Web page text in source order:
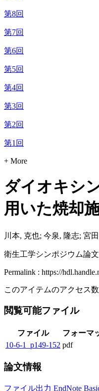
第8回
第7回
第6回
第5回
第4回
第3回
第2回
第1回
+ More
ダイオキシ
用いた焼却
川本, 克也; 今泉, 隆志; 宮
衛生工学シンポジウム論文
Permalink : https://
このアイテムのアクセス
閲覧可能ファイル
ファイル フォーマ
10-6-1_p149-152 pdf
論文情報
ファイル出力 EndNote